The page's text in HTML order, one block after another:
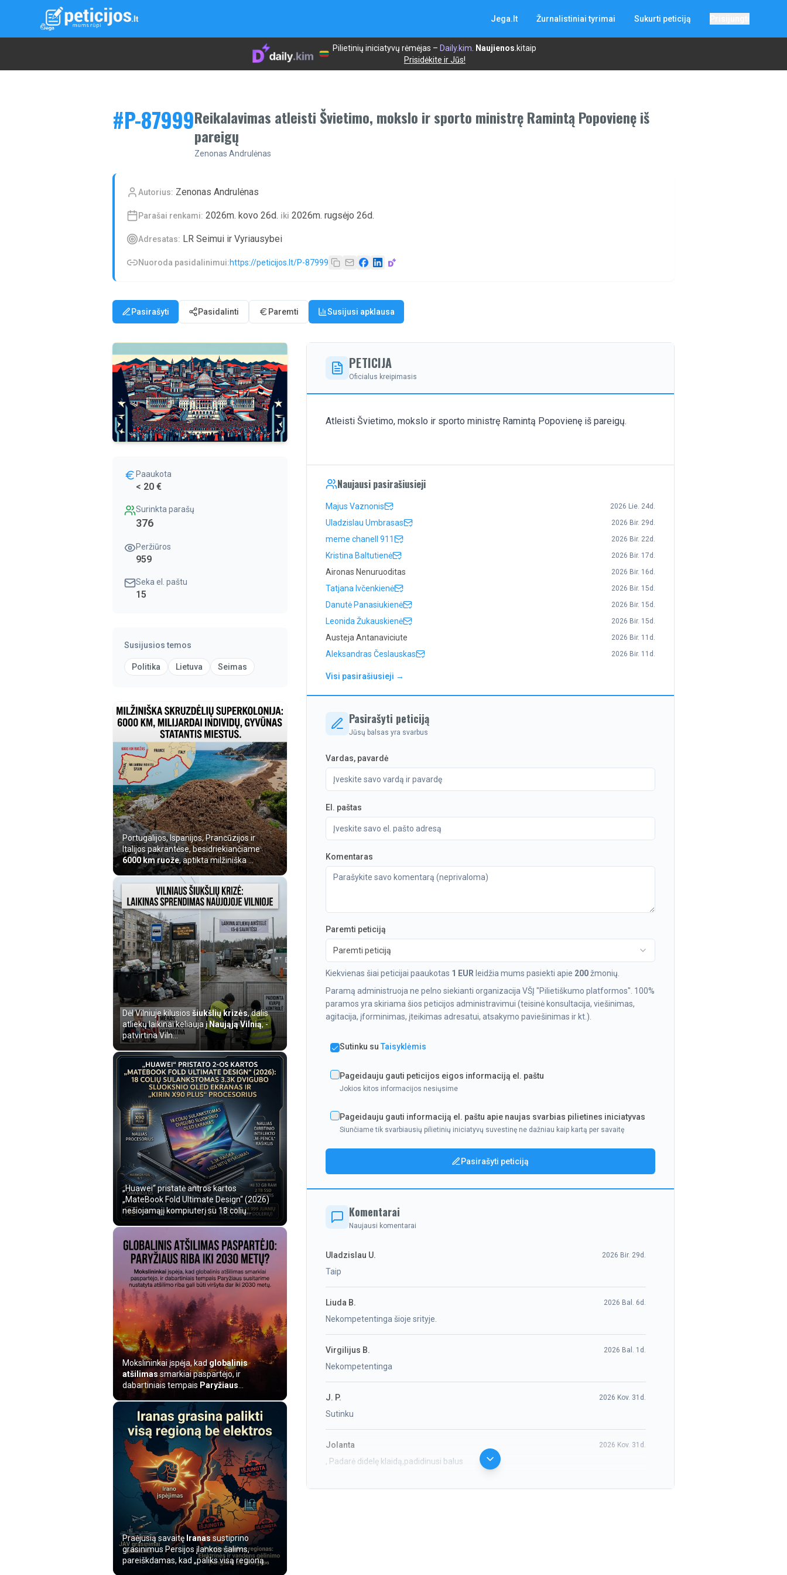
Jega.lt Žurnalistiniai tyrimai Sukurti peticiją
Pilietinių iniciatyvų rėmėjas – Daily.kim Naujienos .kitaip
Prisidėkite ir Jūs!
#P-87999Reikalavimas atleisti Švietimo, mokslo ir sporto ministrę Ramintą Popovienę iš
pareigų
Zenonas Andrulėnas
Autorius: Zenonas Andrulėnas
Parašai renkami: 2026m. kovo 26d. iki 2026m. rugsėjo 26d.
Adresatas: LR Seimui ir Vyriausybei
Nuoroda pasidalinimui:https://peticijos.lt/P-87999
Pasirašyti Pasidalinti Paremti Susijusi apklausa
Paaukota
< 20 €
Surinkta parašų
376
Peržiūros
959
Seka el. paštu
15
Susijusios temos
Politika Lietuva Seimas
Portugalijos, Ispanijos, Prancūzijos ir
Italijos pakrantėse, besidriekiančiame
6000 km ruože, aptikta milžiniška ...
Dėl Vilniuje kilusios šiukšlių krizės, dalis
atliekų laikinai keliauja įNaująją Vilnią, -
patvirtina Viln...
„Huawei“ pristatė antros kartos
„MateBook Fold Ultimate Design“ (2026)
nešiojamąjį kompiuterį su 18 colių
sulankstomu dv...
Mokslininkai įspėja, kadglobalinis
atšilimassmarkiai paspartėjo, ir
dabartiniais tempais Paryžiaus
susitarim...
Praėjusią savaitę Iranassustiprino
grasinimus Persijos įlankos šalims,
pareiškdamas, kad „paliks visą regioną
PETICIJA
Oficialus kreipimasis
Atleisti Švietimo, mokslo ir sporto ministrę Ramintą Popovienę iš pareigų.
Naujausi pasirašiusieji
Majus Vaznonis 2026 Lie. 24d.
Uladzislau Umbrasas 2026 Bir. 29d.
meme chanell 911 2026 Bir. 22d.
Kristina Baltutienė 2026 Bir. 17d.
Aironas Nenuruoditas 2026 Bir. 16d.
Tatjana Ivčenkienė 2026 Bir. 15d.
Danutė Panasiukienė 2026 Bir. 15d.
Leonida Žukauskienė 2026 Bir. 15d.
Austeja Antanaviciute 2026 Bir. 11d.
Aleksandras Česlauskas 2026 Bir. 11d.
Visi pasirašiusieji →
Pasirašyti peticiją
Jūsų balsas yra svarbus
Vardas, pavardė
El. paštas
Komentaras
Paremti peticiją
Paremti peticiją
Kiekvienas šiai peticijai paaukotas 1 EUR leidžia mums pasiekti apie 200žmonių.
Paramą administruoja ne pelno siekianti organizacija VŠĮ "Pilietiškumo platformos". 100%
paramos yra skiriama šios peticijos administravimui (teisinė konsultacija, viešinimas,
agitacija, įforminimas, įteikimas adresatui, atsakymo paviešinimas ir kt.).
Sutinku su Taisyklėmis
Pageidauju gauti peticijos eigos informaciją el. paštu
Jokios kitos informacijos nesiųsime
Pageidauju gauti informaciją el. paštu apie naujas svarbias pilietines iniciatyvas
Siunčiame tik svarbiausių pilietinių iniciatyvų suvestinę ne dažniau kaip kartą per savaitę
Pasirašyti peticiją
Komentarai
Naujausi komentarai
Uladzislau U. 2026 Bir. 29d.
Taip
Liuda B. 2026 Bal. 6d.
Nekompetentinga šioje srityje.
Virgilijus B. 2026 Bal. 1d.
Nekompetentinga
J. P. 2026 Kov. 31d.
Sutinku
Jolanta 2026 Kov. 31d.
, Padarė didelę klaidą,padidinusi balus